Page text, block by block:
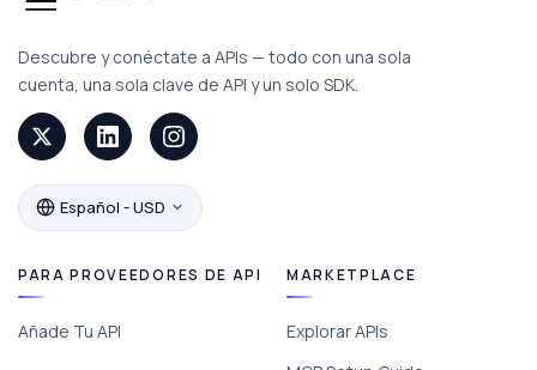
Descubre y conéctate a APIs — todo con una sola
cuenta, una sola clave de API y un solo SDK.
Español - USD
PARA PROVEEDORES DE API
Añade Tu API
MARKETPLACE
Explorar APIs